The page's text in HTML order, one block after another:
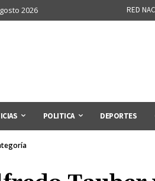
2026 RED
POLITICA DEPORTES